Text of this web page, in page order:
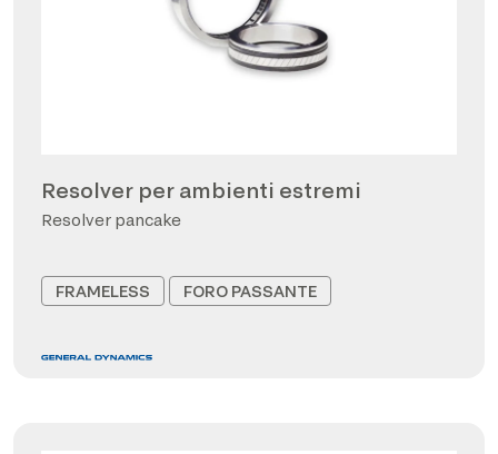
Resolver per ambienti estremi
Resolver pancake
FRAMELESS FORO PASSANTE